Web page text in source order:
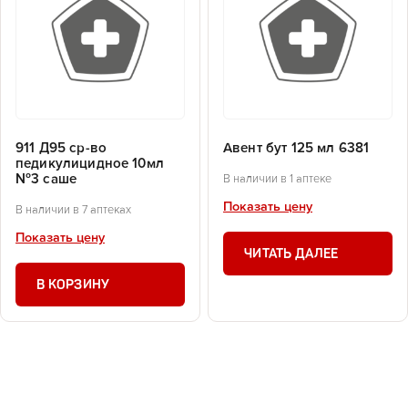
911 Д95 ср-во
педикулицидное 10мл
№3 саше
В наличии в 7 аптеках
Показать цену
В КОРЗИНУ
Авент бут 125 мл 6381
В наличии в 1 аптеке
Показать цену
ЧИТАТЬ ДАЛЕЕ